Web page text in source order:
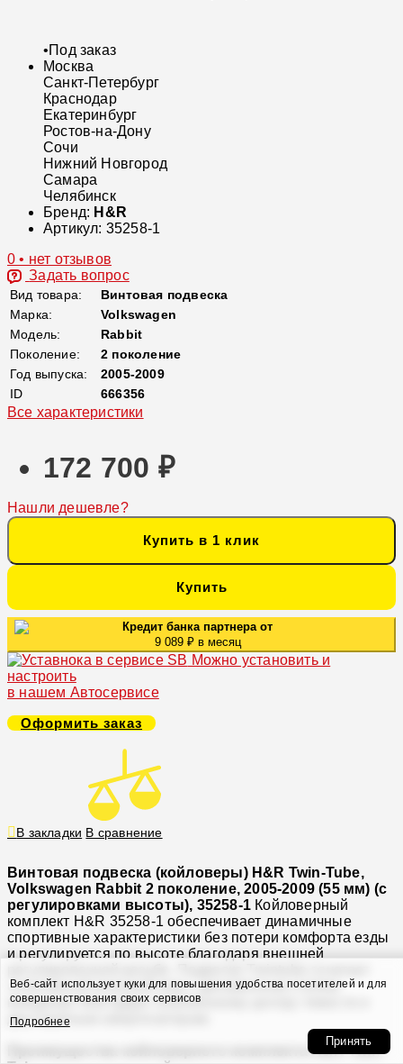
•Под заказ
Москва
Санкт-Петербург
Краснодар
Екатеринбург
Ростов-на-Дону
Сочи
Нижний Новгород
Самара
Челябинск
Бренд: H&R
Артикул: 35258-1
0 • нет отзывов
Задать вопрос
Вид товара:
Винтовая подвеска
Марка:
Volkswagen
Модель:
Rabbit
Поколение:
2 поколение
Год выпуска:
2005-2009
ID
666356
Все характеристики
172 700 ₽
Нашли дешевле?
Купить в 1 клик
Купить
Кредит банка партнера от
9 089 ₽ в месяц
Можно установить и
настроить
в нашем Автосервисе
Оформить заказ
В закладки В сравнение
Винтовая подвеска (койловеры) H&R Twin-Tube,
Volkswagen Rabbit 2 поколение, 2005-2009 (55 мм) (с
регулировками высоты), 35258-1 Койловерный
комплект H&R 35258-1 обеспечивает динамичные
спортивные характеристики без потери комфорта езды
и регулируется по высоте благодаря внешней
спортивный внешний вид с динамичным стилем
вождения благодаря пониженному центру тяжести и
двухтрубным амортизаторам.
Преимущества койловерного комплекта H&R Twin-
Веб-сайт использует куки для повышения удобства посетителей и для
совершенствования своих сервисов
Подробнее
Принять